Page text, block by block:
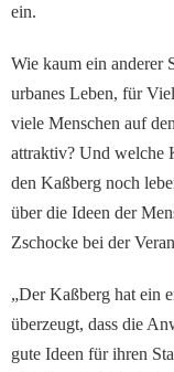
ein.
Wie kaum ein anderer
urbanes Leben, für
viele Menschen auf
attraktiv? Und welche
den Kaßberg noch
über die Ideen der
Zschocke bei der
„Der Kaßberg hat ein
überzeugt, dass die
gute Ideen für ihren